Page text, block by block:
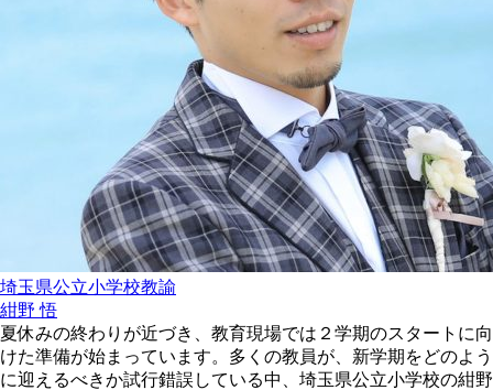
埼玉県公立小学校教諭
紺野 悟
夏休みの終わりが近づき、教育現場では２学期のスタートに向
けた準備が始まっています。多くの教員が、新学期をどのよう
に迎えるべきか試行錯誤している中、埼玉県公立小学校の紺野